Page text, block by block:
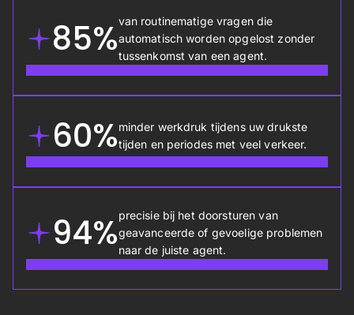
85%van routinematige vragen die
automatisch worden opgelost zonder
tussenkomst van een agent.
60%minder werkdruk tijdens uw drukste
tijden en periodes met veel verkeer.
94%precisie bij het doorsturen van
geavanceerde of gevoelige problemen
naar de juiste agent.